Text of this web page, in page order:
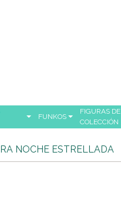
FUNKOS
FIGURAS DE
COLECCIÓN
NOCHE ESTRELLADA